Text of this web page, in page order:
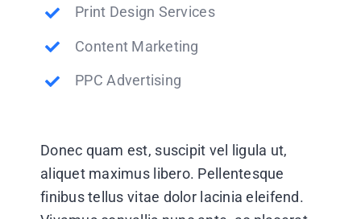
Print Design Services
Content Marketing
PPC Advertising
Donec quam est, suscipit vel ligula ut,
aliquet maximus libero. Pellentesque
finibus tellus vitae dolor lacinia eleifend.